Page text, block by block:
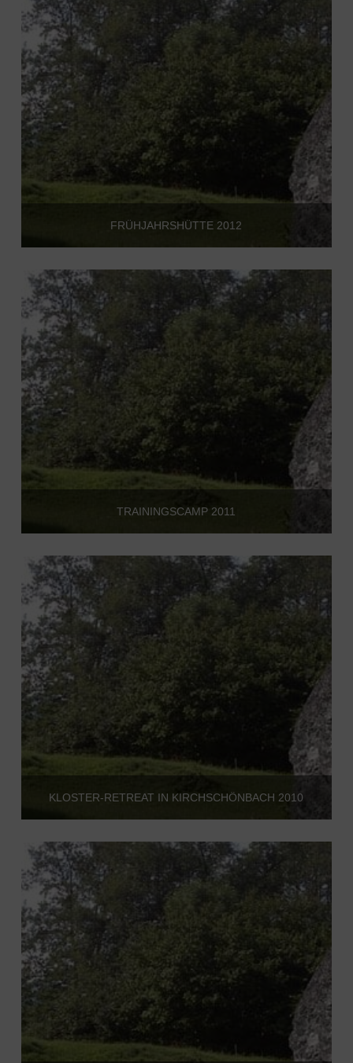
FRÜHJAHRSHÜTTE 2012
TRAININGSCAMP 2011
KLOSTER-RETREAT IN KIRCHSCHÖNBACH 2010